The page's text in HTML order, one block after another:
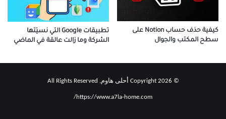
كيفية حذف حساب Notion على
سطح المكتب والجوال
تطبيقات Google التي نسيَتها
الشركة وما زالت عالقة في الماضي
© Copyright 2026 أحلى هاوم, All Rights Reserved
https://www.a7la-home.com/